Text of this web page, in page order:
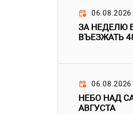
06.08.2026
ЗА НЕДЕЛЮ
ВЪЕЗЖАТЬ
06.08.2026
НЕБО НАД
АВГУСТА